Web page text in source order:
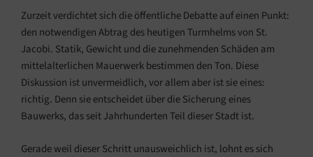
Zurzeit verdichtet sich die öffentliche Debatte auf einen Punkt:
den notwendigen Abtrag des heutigen Turmhelms von St.
Jacobi. Statik, Gewicht und die zunehmenden Schäden am
mittelalterlichen Mauerwerk bestimmen den Ton. Diese
Diskussion ist unvermeidlich, vor allem aber ist sie eines:
richtig. Denn sie entscheidet über die Sicherung eines
Bauwerks, das seit Jahrhunderten Teil dieser Stadt ist.
Gerade weil dieser Schritt unausweichlich ist, lohnt es sich